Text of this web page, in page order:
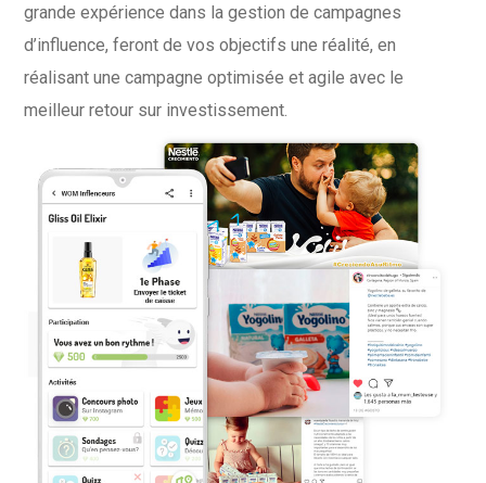
grande expérience dans la gestion de campagnes
d’influence, feront de vos objectifs une réalité, en
réalisant une campagne optimisée et agile avec le
meilleur retour sur investissement.